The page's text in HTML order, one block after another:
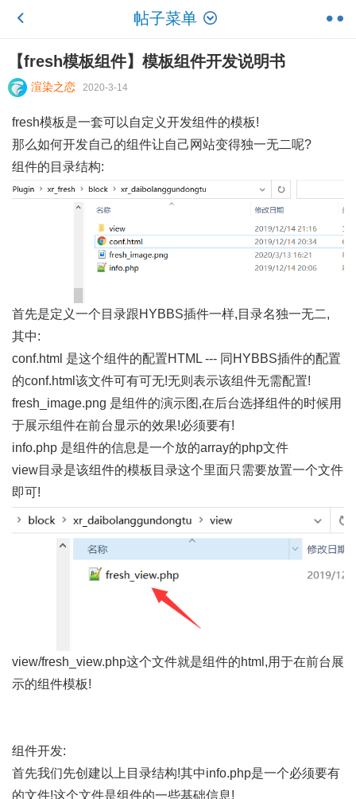
帖子菜单
【fresh模板组件】模板组件开发说明书
渲染之恋 2020-3-14
fresh模板是一套可以自定义开发组件的模板!
那么如何开发自己的组件让自己网站变得独一无二呢?
组件的目录结构:
首先是定义一个目录跟HYBBS插件一样,目录名独一无二,
其中:
conf.html 是这个组件的配置HTML --- 同HYBBS插件的配置
的conf.html该文件可有可无!无则表示该组件无需配置!
fresh_image.png 是组件的演示图,在后台选择组件的时候用
于展示组件在前台显示的效果!必须要有!
info.php 是组件的信息是一个放的array的php文件
view目录是该组件的模板目录这个里面只需要放置一个文件
即可!
view/fresh_view.php这个文件就是组件的html,用于在前台展
示的组件模板!
组件开发:
首先我们先创建以上目录结构!其中info.php是一个必须要有
的文件!这个文件是组件的一些基础信息!